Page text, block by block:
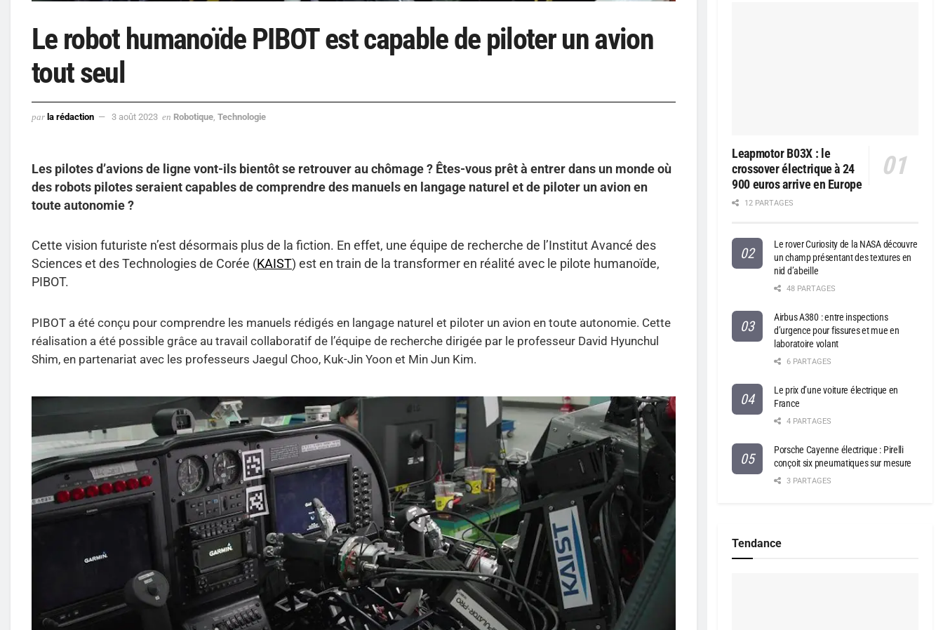
Le robot humanoïde PIBOT est capable de piloter un avion
tout seul
par la rédaction 3 août 2023 en Robotique Technologie
Les pilotes d’avions de ligne vont-ils bientôt se retrouver au chômage ? Êtes-vous prêt à entrer dans un monde où
des robots pilotes seraient capables de comprendre des manuels en langage naturel et de piloter un avion en
toute autonomie ?
Cette vision futuriste n’est désormais plus de la fiction. En effet, une équipe de recherche de l’Institut Avancé des
Sciences et des Technologies de Corée (KAIST) est en train de la transformer en réalité avec le pilote humanoïde,
PIBOT.
PIBOT a été conçu pour comprendre les manuels rédigés en langage naturel et piloter un avion en toute autonomie. Cette
réalisation a été possible grâce au travail collaboratif de l’équipe de recherche dirigée par le professeur David Hyunchul
Shim, en partenariat avec les professeurs Jaegul Choo, Kuk-Jin Yoon et Min Jun Kim.
Leapmotor B03X : le
crossover électrique à 24
900 euros arrive en Europe
12 PARTAGES
Le rover Curiosity de la NASA découvre
un champ présentant des textures en
nid d’abeille
48 PARTAGES
Airbus A380 : entre inspections
d’urgence pour fissures et mue en
laboratoire volant
6 PARTAGES
Le prix d’une voiture électrique en
France
4 PARTAGES
Porsche Cayenne électrique : Pirelli
conçoit six pneumatiques sur mesure
3 PARTAGES
Tendance